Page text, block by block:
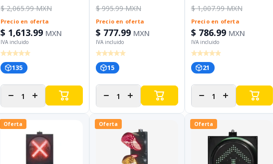
$ 2,065.99 MXN
Precio en oferta
$ 1,613.99 MXN
135
Disminuir
cantidad
Aumentar
cantidad
para
$ 995.99 MXN
Precio en oferta
$ 777.99 MXN
15
Disminuir
cantidad
Aumentar
cantidad
para
$ 1,007.99 MXN
Precio en oferta
$ 786.99 MXN
21
Disminuir
cantidad
Aumentar
cantidad
para
Oferta Oferta Oferta